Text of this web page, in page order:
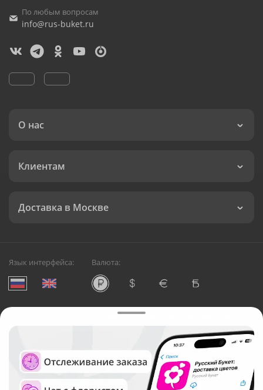
По любым вопросам
info@rus-buket.ru
О нас
Клиентам
Доставка в Москве
Язык интерфейса: Валюта:
Служба круглосуточной доставки цветов в Москве
Русский Букет, 2026
Общество с ограниченной ответственностью «Технология»
ОГРН: 1195476081745, ИНН: 5410081997
Юридический адрес: г. Новосибирск, ул. Ипподромская,
д.42, оф. 3